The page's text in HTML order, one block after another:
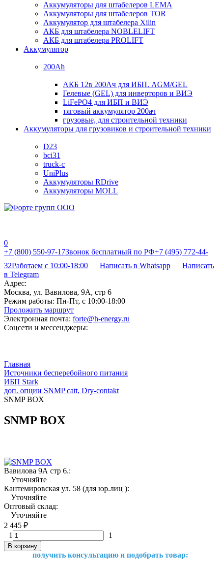
Аккумуляторы для штабелеров LEMA
Аккумуляторы для штабелеров TOR
Аккумулятор для штабелера Xilin
АКБ для штабелера NOBLELIFT
АКБ для штабелера PROLIFT
Аккумулятор
200Ah
АКБ 12в 200Ач для ИБП. AGM/GEL
Гелевые (GEL) для инверторов и ВИЭ
LiFePO4 для ИБП и ВИЭ
тяговый аккумулятор 200ач
грузовые, для строительной техники
Аккумуляторы для грузовиков и строительной техники
D23
bci31
truck-c
UniPlus
Аккумуляторы RDrive
Аккумуляторы MOLL
0
+7 (800) 550-97-17Звонок бесплатный по РФ+7 (495) 772-44-
32Работаем с 10:00-18:00 Написать в Whatsapp
Написать
в Telegram
Адрес:
Москва, ул. Вавилова, 9А, стр 6
Режим работы: Пн-Пт, с 10:00-18:00
Проложить маршрут
Электронная почта: forte@h-energy.ru
Соцсети и мессенджеры:
Главная
Источники бесперебойного питания
ИБП Stark
доп. опции SNMP catt, Dry-contakt
SNMP BOX
SNMP BOX
Вавилова 9А стр 6.:
Уточняйте
Кантемировская ул. 58 (для юр.лиц ):
Уточняйте
Оптовый склад:
Уточняйте
2 445 ₽
1
1
В корзину
получить консультацию и подобрать товар: